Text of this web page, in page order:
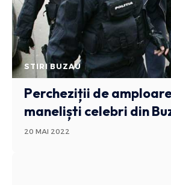
STIRI BUZAU
Percheziții de
maneliști celebri din
20 MAI 2022